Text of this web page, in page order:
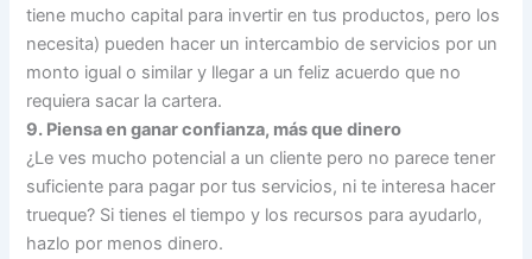
tiene mucho capital para invertir en tus productos, pero los
necesita) pueden hacer un intercambio de servicios por un
monto igual o similar y llegar a un feliz acuerdo que no
requiera sacar la cartera.
9. Piensa en ganar confianza, más que dinero
¿Le ves mucho potencial a un cliente pero no parece tener
suficiente para pagar por tus servicios, ni te interesa hacer
trueque? Si tienes el tiempo y los recursos para ayudarlo,
hazlo por menos dinero.